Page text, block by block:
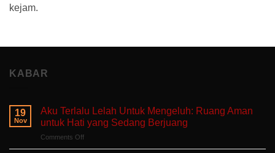
kejam.
KABAR
19
Nov
Aku Terlalu Lelah Untuk Mengeluh: Ruang Aman
untuk Hati yang Sedang Berjuang
Comments Offon
Aku